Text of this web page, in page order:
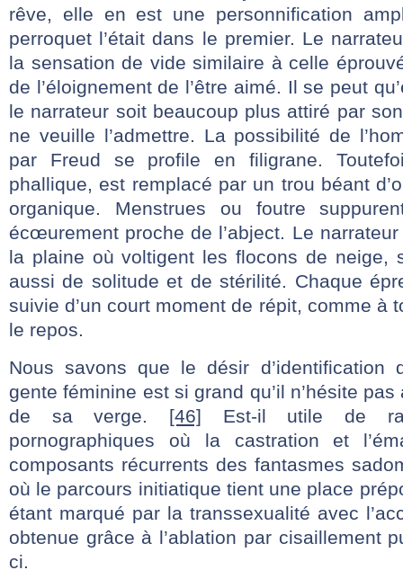
rêve, elle en est une personnification
perroquet l’était dans le premier. Le
la sensation de vide similaire à celle
de l’éloignement de l’être aimé. Il se peut
le narrateur soit beaucoup plus attiré par
ne veuille l’admettre. La possibilité de
par Freud se profile en filigrane.
phallique, est remplacé par un trou béant
organique. Menstrues ou foutre
écœurement proche de l’abject. Le
la plaine où voltigent les flocons de neige,
aussi de solitude et de stérilité. Chaque
suivie d’un court moment de répit, comme à
le repos.
Nous savons que le désir d’identification
gente féminine est si grand qu’il n’hésite pas
de sa verge. [46] Est-il utile de
pornographiques où la castration et
composants récurrents des fantasmes
où le parcours initiatique tient une place
étant marqué par la transsexualité avec
obtenue grâce à l’ablation par cisaillement
ci.